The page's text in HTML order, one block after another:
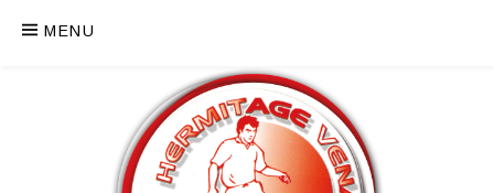
MENU